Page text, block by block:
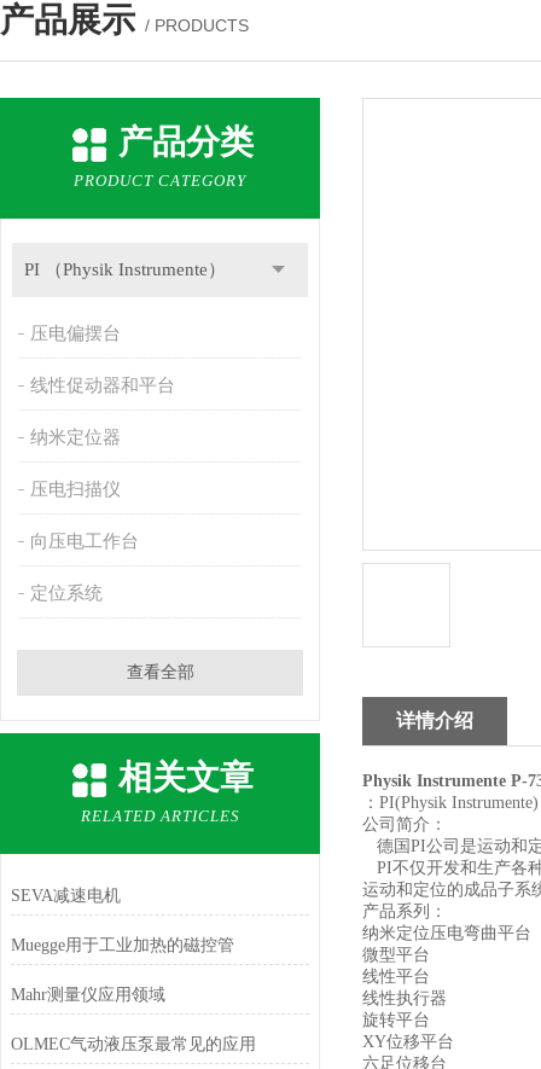
产品展示 / PRODUCTS
产品分类
PRODUCT CATEGORY
PI （Physik Instrumente）
压电偏摆台
线性促动器和平台
纳米定位器
压电扫描仪
向压电工作台
定位系统
查看全部
相关文章
RELATED ARTICLES
SEVA减速电机
Muegge用于工业加热的磁控管
Mahr测量仪应用领域
OLMEC气动液压泵最常见的应用
详情介绍
Physik Instrumente P-
：PI(Physik Instrumente)
公司简介：
德国PI公司是运动和
PI不仅开发和生产各
运动和定位的成品子系
产品系列：
纳米定位压电弯曲平台
微型平台
线性平台
线性执行器
旋转平台
XY位移平台
六足位移台